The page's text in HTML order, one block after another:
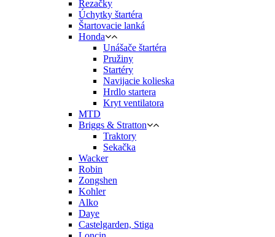
Rezačky
Úchytky štartéra
Štartovacie lanká
Honda
Unášače štartéra
Pružiny
Startéry
Navijacie kolieska
Hrdlo startera
Kryt ventilatora
MTD
Briggs & Stratton
Traktory
Sekačka
Wacker
Robin
Zongshen
Kohler
Alko
Daye
Castelgarden, Stiga